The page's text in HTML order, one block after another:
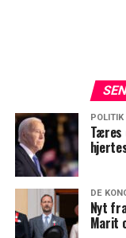
POLITIK
Tæres
DE
Nyt
Marit